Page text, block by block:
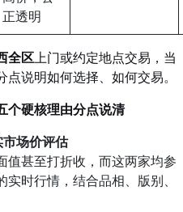
正透明
全区上门或约定地点交易，当
说明如何选择、如何交易。
个硬核理由分点说清
市场价评估
值甚至打折收，而这两家均参
时行情，结合品相、版别、